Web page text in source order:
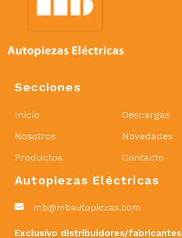
Secciones
Inicio
Nosotros
Productos
Descargas
Novedades
Contacto
Autopiezas Eléctricas
mb@mbautopiezas.com
Exclusivo distribuidores/fabricantes